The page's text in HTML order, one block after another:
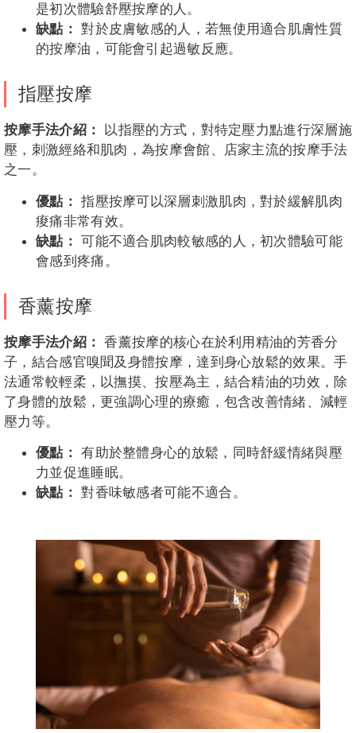
是初次體驗舒壓按摩的人。
缺點： 對於皮膚敏感的人，若無使用適合肌膚性質
的按摩油，可能會引起過敏反應。
指壓按摩
按摩手法介紹： 以指壓的方式，對特定壓力點進行深層施
壓，刺激經絡和肌肉，為按摩會館、店家主流的按摩手法
之一。
優點： 指壓按摩可以深層刺激肌肉，對於緩解肌肉
痠痛非常有效。
缺點： 可能不適合肌肉較敏感的人，初次體驗可能
會感到疼痛。
香薰按摩
按摩手法介紹： 香薰按摩的核心在於利用精油的芳香分
子，結合感官嗅聞及身體按摩，達到身心放鬆的效果。手
法通常較輕柔，以撫摸、按壓為主，結合精油的功效，除
了身體的放鬆，更強調心理的療癒，包含改善情緒、減輕
壓力等。
優點： 有助於整體身心的放鬆，同時舒緩情緒與壓
力並促進睡眠。
缺點： 對香味敏感者可能不適合。